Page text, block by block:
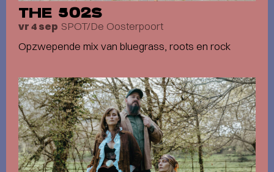
THE 502S
vr 4 sep SPOT/De Oosterpoort
Opzwepende mix van bluegrass, roots en rock